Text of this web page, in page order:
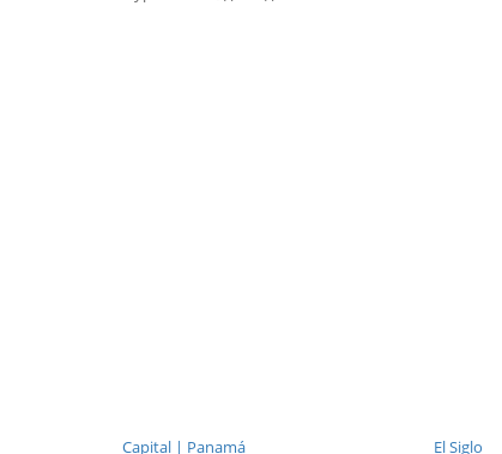
Capital | Panamá
El Siglo